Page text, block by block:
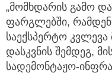
„მომხდარის გამო
ფარგლებში,
საექსპერტო კვლევა
დასკვნის შემდეგ,
სადემონტაჟო-